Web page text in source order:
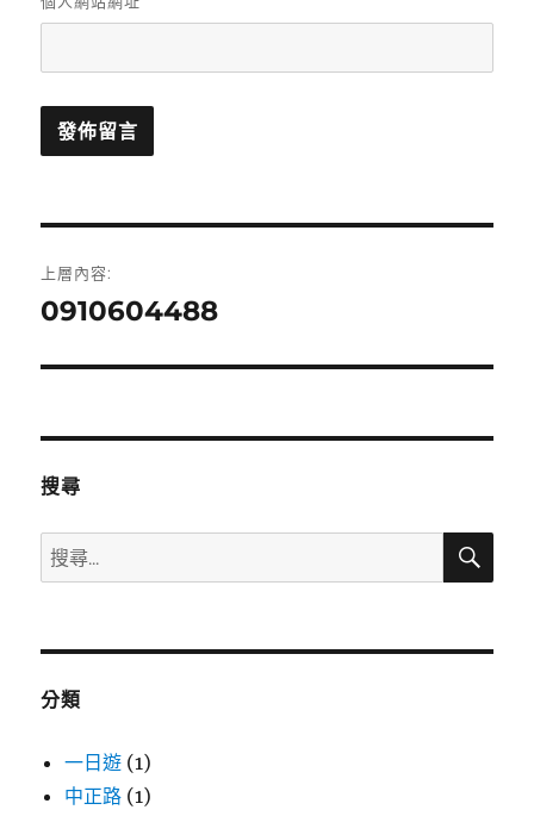
章
上層內容:
0910604488
搜尋
搜
尋
鍵
搜
分類
一日遊 (1)
中正路 (1)